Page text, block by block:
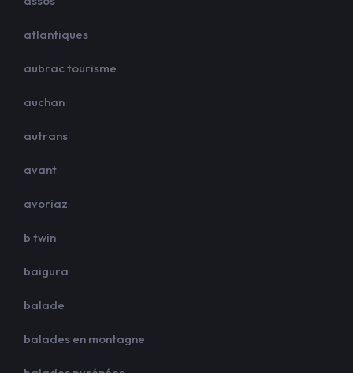
atlantiques
aubrac tourisme
auchan
autrans
avant
avoriaz
b twin
baigura
balade
balades en montagne